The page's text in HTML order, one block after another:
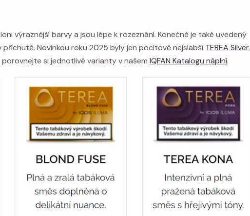
výraznější barvy a jsou lépe k rozeznání. Konečně je také uvedený
Novinkou roku 2025 byly jen pocitově nejslabší TEREA Silver.
porovnejte si jednotlivé varianty v našem IQFAN Katalogu náplní.